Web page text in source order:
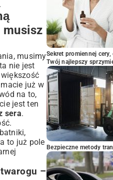
musimy
nie jest
już w
na to,
jest ten
sera.
to już pole
–
Sekret promiennej
Twój najlepszy
Bezpieczne metody